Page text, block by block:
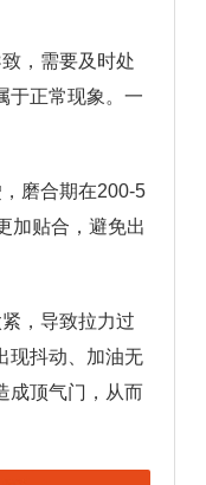
，需要及时处
于正常现象。一
磨合期在200-5
加贴合，避免出
，导致拉力过
现抖动、加油无
成顶气门，从而